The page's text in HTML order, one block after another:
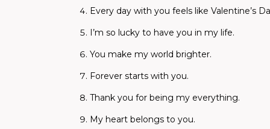
Every day with you feels like Valentine’s
I’m so lucky to have you in my life.
You make my world brighter.
Forever starts with you.
Thank you for being my everything.
My heart belongs to you.